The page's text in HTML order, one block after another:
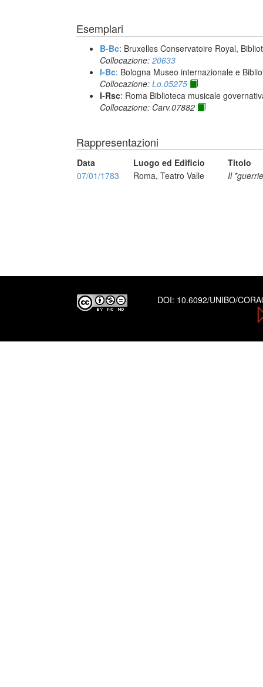
Esemplari
B-Bc: Bruxelles Conservatoire Royal,
Collocazione: 20633
I-Bc: Bologna Museo internazionale e
Collocazione: Lo.05275
I-Rsc: Roma Biblioteca musicale
Collocazione: Carv.07882
Rappresentazioni
Data Luogo ed Edificio
Titolo
07/01/1783
Roma, Teatro Valle Il
DOI: 10.6092/UNIBO/